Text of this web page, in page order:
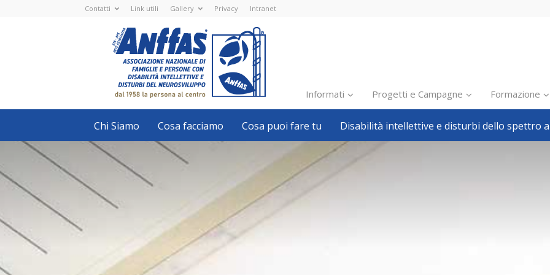
Contatti Link utili Gallery Privacy Intranet
Nazionale
ETS
-
APS
Associazione
Nazionale
di
Famiglie
e
con
disabilità
intellettive
disturbi
del
neurosviluppo
Informati
Inclusione scolastica
Inclusione lavorativa
Progetti e Campagne Formazione
Chi Siamo Cosa facciamo Cosa puoi fare tu Disabilità intellettive e disturbi dello spettro